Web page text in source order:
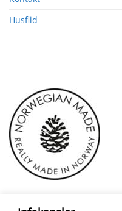
Husflid